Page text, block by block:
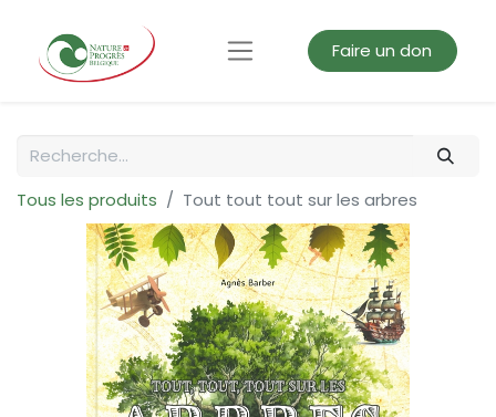
Faire un don
Tous les produits Tout tout tout sur les arbres